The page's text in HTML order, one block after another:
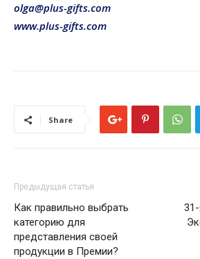
olga@plus-gifts.com
www.plus-gifts.com
Share
Предыдущая статья
Как правильно выбрать
категорию для
представления своей
продукции в Премии?